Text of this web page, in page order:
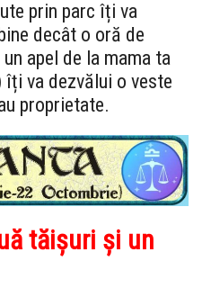
prin parc îți va
decât o oră de
apel de la mama ta
va dezvălui o veste
proprietate.
tăișuri și un